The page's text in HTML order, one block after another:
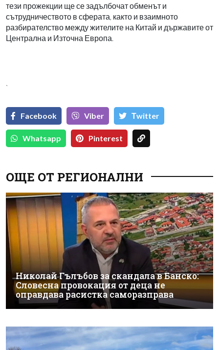
тези прожекции ще се задълбочат обменът и
сътрудничеството в сферата, както и взаимното
разбирателство между жителите на Китай и държавите от
Централна и Източна Европа.
`
Facebook Viber Тwitter
Whatsapp Pinterest
ОЩЕ ОТ РЕГИОНАЛНИ
Николай Гълъбов за скандала в Банско:
Словесна провокация от деца не
оправдава расистка саморазправа